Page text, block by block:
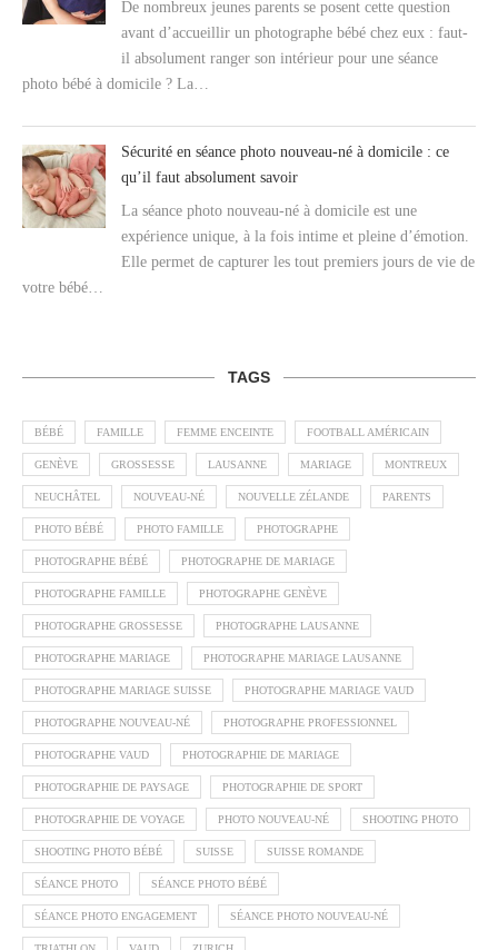
De nombreux jeunes parents se posent cette question
avant d’accueillir un photographe bébé chez eux : faut-
il absolument ranger son intérieur pour une séance
photo bébé à domicile ? La…
Sécurité en séance photo nouveau-né à domicile : ce
qu’il faut absolument savoir
La séance photo nouveau-né à domicile est une
expérience unique, à la fois intime et pleine d’émotion.
Elle permet de capturer les tout premiers jours de vie de
votre bébé…
TAGS
BÉBÉ FAMILLE FEMME ENCEINTE FOOTBALL AMÉRICAIN
GENÈVE GROSSESSE LAUSANNE MARIAGE MONTREUX
NEUCHÂTEL NOUVEAU-NÉ NOUVELLE ZÉLANDE PARENTS
PHOTO BÉBÉ PHOTO FAMILLE PHOTOGRAPHE
PHOTOGRAPHE BÉBÉ PHOTOGRAPHE DE MARIAGE
PHOTOGRAPHE FAMILLE PHOTOGRAPHE GENÈVE
PHOTOGRAPHE GROSSESSE PHOTOGRAPHE LAUSANNE
PHOTOGRAPHE MARIAGE PHOTOGRAPHE MARIAGE LAUSANNE
PHOTOGRAPHE MARIAGE SUISSE PHOTOGRAPHE MARIAGE VAUD
PHOTOGRAPHE NOUVEAU-NÉ PHOTOGRAPHE PROFESSIONNEL
PHOTOGRAPHE VAUD PHOTOGRAPHIE DE MARIAGE
PHOTOGRAPHIE DE PAYSAGE PHOTOGRAPHIE DE SPORT
PHOTOGRAPHIE DE VOYAGE PHOTO NOUVEAU-NÉ SHOOTING PHOTO
SHOOTING PHOTO BÉBÉ SUISSE SUISSE ROMANDE
SÉANCE PHOTO SÉANCE PHOTO BÉBÉ
SÉANCE PHOTO ENGAGEMENT SÉANCE PHOTO NOUVEAU-NÉ